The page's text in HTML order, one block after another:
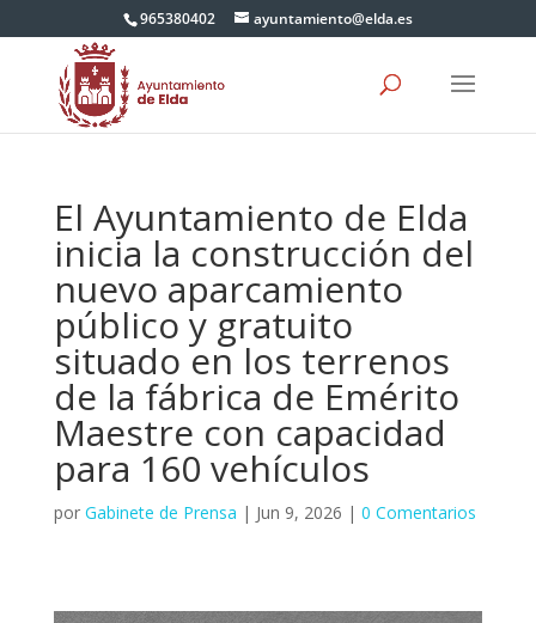
965380402 ayuntamiento@elda.es
El Ayuntamiento de Elda
inicia la construcción del
nuevo aparcamiento
público y gratuito
situado en los terrenos
de la fábrica de Emérito
Maestre con capacidad
para 160 vehículos
por Gabinete de Prensa | Jun 9, 2026 | 0 Comentarios